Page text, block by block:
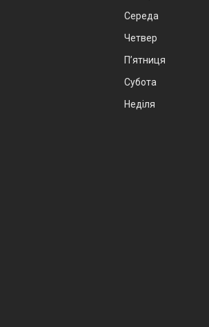
Середа
Четвер
Пʼятниця
Субота
Неділя